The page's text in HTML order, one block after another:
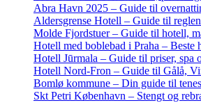
Abra Havn 2025 – Guide til
Aldersgrense Hotell – Guide til
Molde Fjordstuer – Guide til hotell,
Hotell med boblebad i Praha – Beste
Hotell Jūrmala – Guide til priser, spa
Hotell Nord-Fron – Guide til Gålå,
Bomlø kommune – Din guide til
Skt Petri København – Stengt og